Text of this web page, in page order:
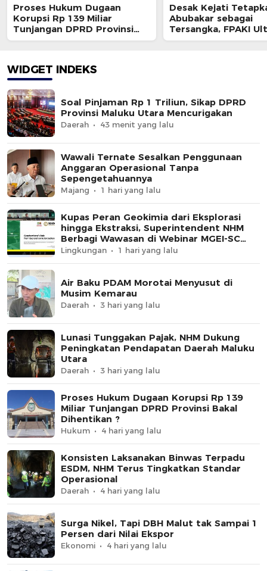
Proses Hukum Dugaan
Korupsi Rp 139 Miliar
Tunjangan DPRD Provinsi
Bakal Dihentikan ?
Desak Kejati
Abubakar sebagai
Tersangka, FPAKI
Kajati dan BPK
WIDGET INDEKS
Soal Pinjaman Rp 1 Triliun, Sikap DPRD
Provinsi Maluku Utara Mencurigakan
Daerah 43 menit yang lalu
Wawali Ternate Sesalkan Penggunaan
Anggaran Operasional Tanpa
Sepengetahuannya
Majang 1 hari yang lalu
Kupas Peran Geokimia dari Eksplorasi
hingga Ekstraksi, Superintendent NHM
Berbagi Wawasan di Webinar MGEI-SC
UNG
Lingkungan 1 hari yang lalu
Air Baku PDAM Morotai Menyusut di
Musim Kemarau
Daerah 3 hari yang lalu
Lunasi Tunggakan Pajak, NHM Dukung
Peningkatan Pendapatan Daerah Maluku
Utara
Daerah 3 hari yang lalu
Proses Hukum Dugaan Korupsi Rp 139
Miliar Tunjangan DPRD Provinsi Bakal
Dihentikan ?
Hukum 4 hari yang lalu
Konsisten Laksanakan Binwas Terpadu
ESDM, NHM Terus Tingkatkan Standar
Operasional
Daerah 4 hari yang lalu
Surga Nikel, Tapi DBH Malut tak Sampai 1
Persen dari Nilai Ekspor
Ekonomi 4 hari yang lalu